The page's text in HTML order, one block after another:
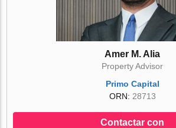
Amer M. Alia
Property Advisor
Primo Capital
ORN: 28713
Contactar con